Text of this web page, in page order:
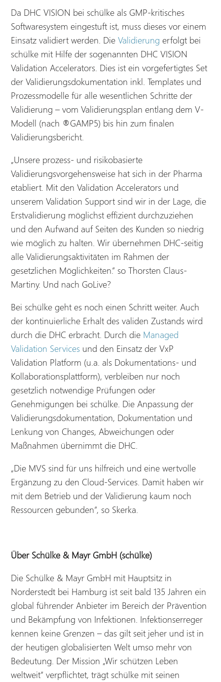
Da DHC VISION bei schülke als GMP-kritisches
Softwaresystem eingestuft ist, muss dieses vor einem
Einsatz validiert werden. DieValidierung erfolgt bei
schülke mit Hilfe der sogenannten DHC VISION
Validation Accelerators. Dies ist ein vorgefertigtes Set
der Validierungsdokumentation inkl. Templates und
Prozessmodelle für alle wesentlichen Schritte der
Validierung – vom Validierungsplan entlang dem V-
Modell (nach ®GAMP5) bis hin zum finalen
Validierungsbericht.
„Unsere prozess- und risikobasierte
Validierungsvorgehensweise hat sich in der Pharma
etabliert. Mit den Validation Accelerators und
unserem Validation Support sind wir in der Lage, die
Erstvalidierung möglichst effizient durchzuziehen
und den Aufwand auf Seiten des Kunden so niedrig
wie möglich zu halten. Wir übernehmen DHC-seitig
alle Validierungsaktivitäten im Rahmen der
gesetzlichen Möglichkeiten.“ so Thorsten Claus-
Martiny. Und nach GoLive?
Bei schülke geht es noch einen Schritt weiter. Auch
der kontinuierliche Erhalt des validen Zustands wird
durch die DHC erbracht. Durch die Managed
Validation Services und den Einsatz der VxP
Validation Platform (u.a. als Dokumentations- und
Kollaborationsplattform), verbleiben nur noch
gesetzlich notwendige Prüfungen oder
Genehmigungen bei schülke. Die Anpassung der
Validierungsdokumentation, Dokumentation und
Lenkung von Changes, Abweichungen oder
Maßnahmen übernimmt die DHC.
„Die MVS sind für uns hilfreich und eine wertvolle
Ergänzung zu den Cloud-Services. Damit haben wir
mit dem Betrieb und der Validierung kaum noch
Ressourcen gebunden“, so Skerka.
Über Schülke & Mayr GmbH (schülke)
Die Schülke & Mayr GmbH mit Hauptsitz in
Norderstedt bei Hamburg ist seit bald 135 Jahren ein
global führender Anbieter im Bereich der Prävention
und Bekämpfung von Infektionen. Infektionserreger
kennen keine Grenzen – das gilt seit jeher und ist in
der heutigen globalisierten Welt umso mehr von
Bedeutung. Der Mission „Wir schützen Leben
weltweit“ verpflichtet, trägt schülke mit seinen